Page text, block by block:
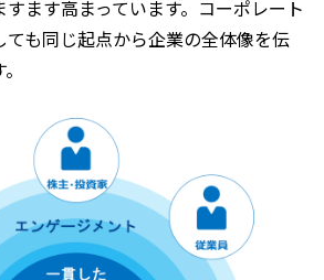
ます高まっています。コーポレート
も同じ起点から企業の全体像を伝